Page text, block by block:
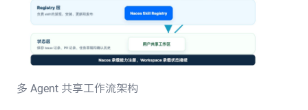
多 Agent 共享工作流架构